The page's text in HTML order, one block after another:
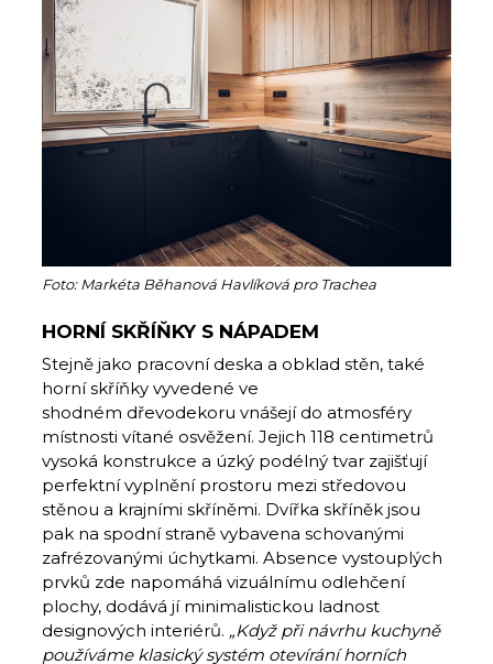
Foto: Markéta Běhanová Havlíková pro Trachea
HORNÍ SKŘÍŇKY S NÁPADEM
Stejně jako pracovní deska a obklad stěn, také
horní skříňky vyvedené ve
shodném dřevodekoru vnášejí do atmosféry
místnosti vítané osvěžení. Jejich 118 centimetrů
vysoká konstrukce a úzký podélný tvar zajišťují
perfektní vyplnění prostoru mezi středovou
stěnou a krajními skříněmi. Dvířka skříněk jsou
pak na spodní straně vybavena schovanými
zafrézovanými úchytkami. Absence vystouplých
prvků zde napomáhá vizuálnímu odlehčení
plochy, dodává jí minimalistickou ladnost
designových interiérů. „Když při návrhu kuchyně
používáme klasický systém otevírání horních